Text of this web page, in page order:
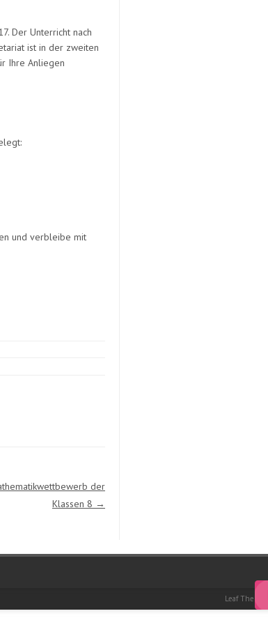
Der Unterricht nach
ist in der zweiten
Ihre Anliegen
und verbleibe mit
der
Klassen 8 →
Leaf Theme